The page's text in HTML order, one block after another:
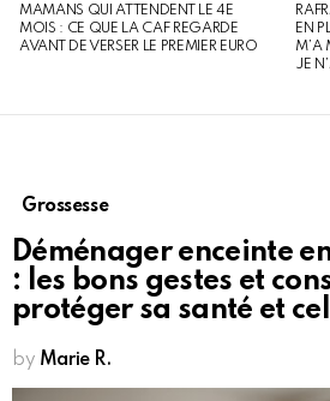
MAMANS QUI ATTENDENT LE 4E
MOIS : CE QUE LA CAF REGARDE
AVANT DE VERSER LE PREMIER EURO
EN
M’A
JE
Grossesse
Déménager enceinte
: les bons gestes et
protéger sa santé et
by Marie R.